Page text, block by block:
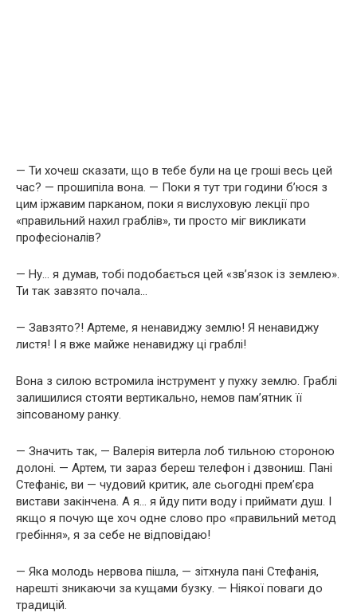
— Ти хочеш сказати, що в тебе були на це гроші весь цей
час? — прошипіла вона. — Поки я тут три години б’юся з
цим іржавим парканом, поки я вислуховую лекції про
«правильний нахил граблів», ти просто міг викликати
професіоналів?
— Ну… я думав, тобі подобається цей «зв’язок із землею».
Ти так завзято почала…
— Завзято?! Артеме, я ненавиджу землю! Я ненавиджу
листя! І я вже майже ненавиджу ці граблі!
Вона з силою встромила інструмент у пухку землю. Граблі
залишилися стояти вертикально, немов пам’ятник її
зіпсованому ранку.
— Значить так, — Валерія витерла лоб тильною стороною
долоні. — Артем, ти зараз береш телефон і дзвониш. Пані
Стефаніє, ви — чудовий критик, але сьогодні прем’єра
вистави закінчена. А я… я йду пити воду і приймати душ. І
якщо я почую ще хоч одне слово про «правильний метод
гребіння», я за себе не відповідаю!
— Яка молодь нервова пішла, — зітхнула пані Стефанія,
нарешті зникаючи за кущами бузку. — Ніякої поваги до
традицій.